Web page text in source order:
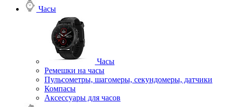
Часы
Часы
Ремешки на часы
Пульсометры, шагомеры, секундомеры, датчики
Компасы
Аксессуары для часов